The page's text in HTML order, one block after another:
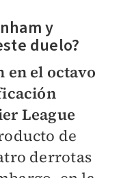
y
duelo?
en el octavo
League
de
derrotas